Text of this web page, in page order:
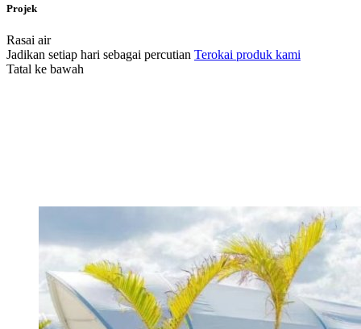
Projek
Rasai air
Jadikan setiap hari sebagai percutian Terokai produk kami
Tatal ke bawah